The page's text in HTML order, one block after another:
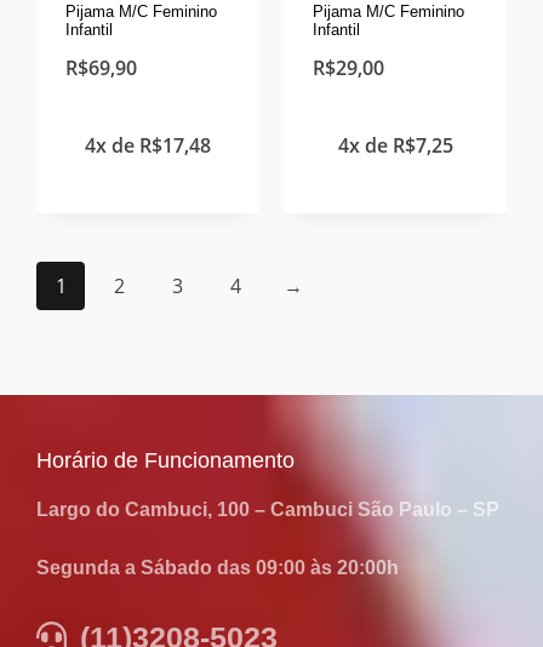
Pijama M/C Feminino
Infantil
R$69,90
4x de R$17,48
Pijama M/C Feminino
Infantil
R$29,00
4x de R$7,25
1 2 3 4 →
Horário de Funcionamento
Largo do Cambuci, 100 – Cambuci São Paulo – SP
Segunda a Sábado das 09:00 às 20:00h
(11)3208-5023